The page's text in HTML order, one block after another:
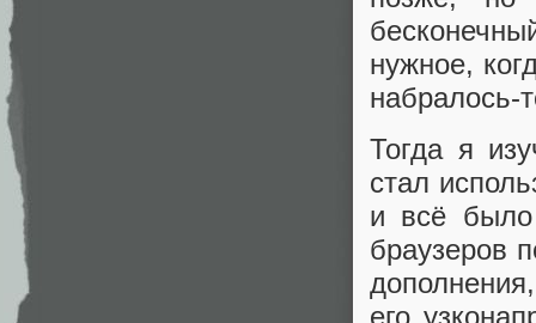
нужное,
набралось-
Тогда я
стал
и всё
браузеров
его